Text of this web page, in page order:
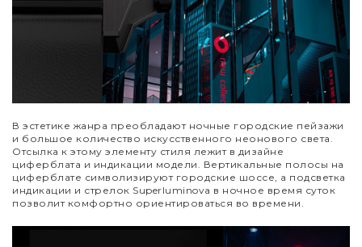
В эстетике жанра преобладают ночные городские пейзажи
и большое количество искусственного неонового света.
Отсылка к этому элементу стиля лежит в дизайне
циферблата и индикации модели. Вертикальные полосы на
циферблате символизируют городские шоссе, а подсветка
индикации и стрелок Superluminova в ночное время суток
позволит комфортно ориентироваться во времени.